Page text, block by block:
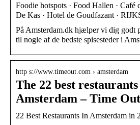
Foodie hotspots · Food Hallen · Café
De Kas · Hotel de Goudfazant ·
På Amsterdam.dk hjælper vi dig godt
til nogle af de bedste spisesteder i
http s://www.timeout.com › amsterdam
The 22 best
Amsterdam – Time Out
22 Best Restaurants In Amsterdam in